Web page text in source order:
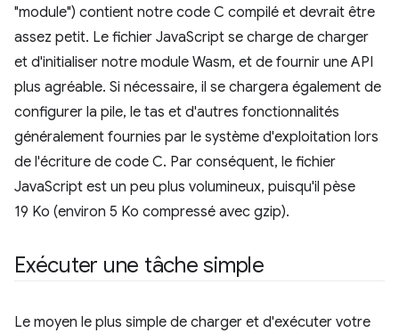
"module") contient notre code C compilé et devrait être
assez petit. Le fichier JavaScript se charge de charger
et d'initialiser notre module Wasm, et de fournir une API
plus agréable. Si nécessaire, il se chargera également de
configurer la pile, le tas et d'autres fonctionnalités
généralement fournies par le système d'exploitation lors
de l'écriture de code C. Par conséquent, le fichier
JavaScript est un peu plus volumineux, puisqu'il pèse
19 Ko (environ 5 Ko compressé avec gzip).
Exécuter une tâche simple
Le moyen le plus simple de charger et d'exécuter votre